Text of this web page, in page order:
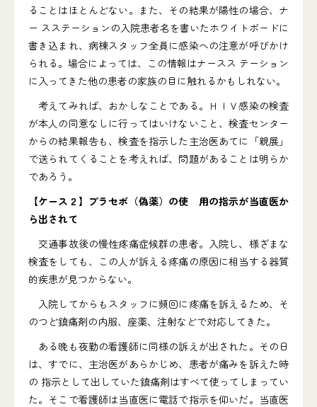
ることはほとんどない。また、その結果が陽性の場合、ナ
ー スステーションの入院患者名を書いたホワイトボードに
書き込まれ、病棟スタッフ全員に感染への注意が呼びかけ
られる。場合によっては、この情報はナースス テーション
に入ってきた他の患者の家族の目に触れるかもしれない。
考えてみれば、おかしなことである。ＨＩＶ感染の検査
が本人の同意なしに行ってはいけないこと、検査センター
からの結果報告も、検査を指示した主治医あてに「親展」
で送られてくることを考えれば、問題があることは明らか
であろう。
【ケース２】プラセボ（偽薬）の使 用の指示が当直医か
ら出されて
交通事故後の慢性疼痛症候群の患者。入院し、様ざまな
検査をしても、この人が訴える疼痛の原因に相当する器質
的疾患が見つからない。
入院してからもスタッフに頻回に疼痛を訴えるため、そ
のつど鎮痛剤の内服、座薬、注射などで対応してきた。
ある晩も夜勤の看護師に同様の訴えが出された。その日
は、すでに、主治医があらかじめ、患者が痛みを訴えた時
の 指示として出していた鎮痛剤はすべて使ってしまってい
た。そこで看護師は当直医に電話で指示を仰いだ。当直医